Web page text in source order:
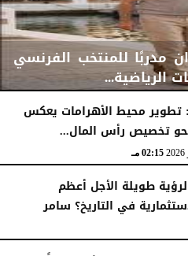
مدربًا للمنتخب الفرنسي
الرياضية...
محيط الأهرامات يعكس
تخصيص رأس المال...
02:15 مـ
طويلة الأجل أعظم
في التاريخ؟ سامر